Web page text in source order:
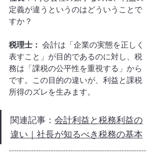
定義が違うというのはどういうことで
すか？
税理士： 会計は「企業の実態を正しく
表すこと」が目的であるのに対し、税
務は「課税の公平性を重視する」から
です。この目的の違いが、利益と課税
所得のズレを生みます。
関連記事： 会計利益と税務利益の
違い｜社長が知るべき税務の基本
--------------------------------------------------------